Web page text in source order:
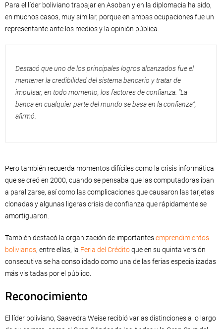
Para el líder boliviano trabajar en Asoban y en la diplomacia ha sido,
en muchos casos, muy similar, porque en ambas ocupaciones fue un
representante ante los medios y la opinión pública.
Destacó que uno de los principales logros alcanzados fue el
mantener la credibilidad del sistema bancario y tratar de
impulsar, en todo momento, los factores de confianza. “La
banca en cualquier parte del mundo se basa en la confianza”,
afirmó.
Pero también recuerda momentos difíciles como la crisis informática
que se creó en 2000, cuando se pensaba que las computadoras iban
a paralizarse, así como las complicaciones que causaron las tarjetas
clonadas y algunas ligeras crisis de confianza que rápidamente se
amortiguaron.
También destacó la organización de importantesemprendimientos
bolivianos, entre ellas, la Feria del Créditoque en su quinta versión
consecutiva se ha consolidado como una de las ferias especializadas
más visitadas por el público.
Reconocimiento
El líder boliviano, Saavedra Weise recibió varias distinciones a lo largo